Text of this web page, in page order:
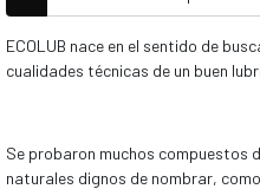
ECOLUB nace en el sentido de
cualidades técnicas de un buen
Se probaron muchos compuestos
naturales dignos de nombrar,